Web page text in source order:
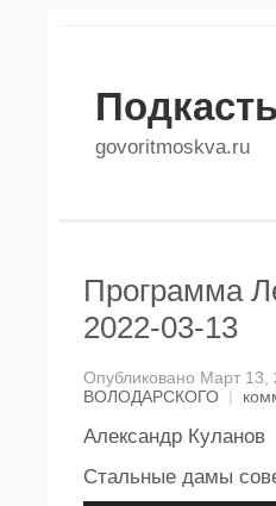
govoritmoskva.ru
Программа
2022-03-13
Опубликовано Март 13,
ВОЛОДАРСКОГО |
Александр Куланов
Стальные дамы